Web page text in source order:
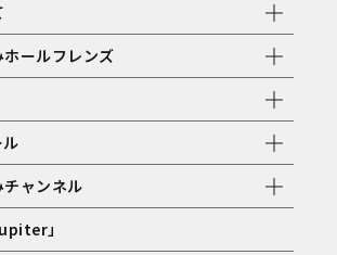
ールフレンズ
ャンネル
」